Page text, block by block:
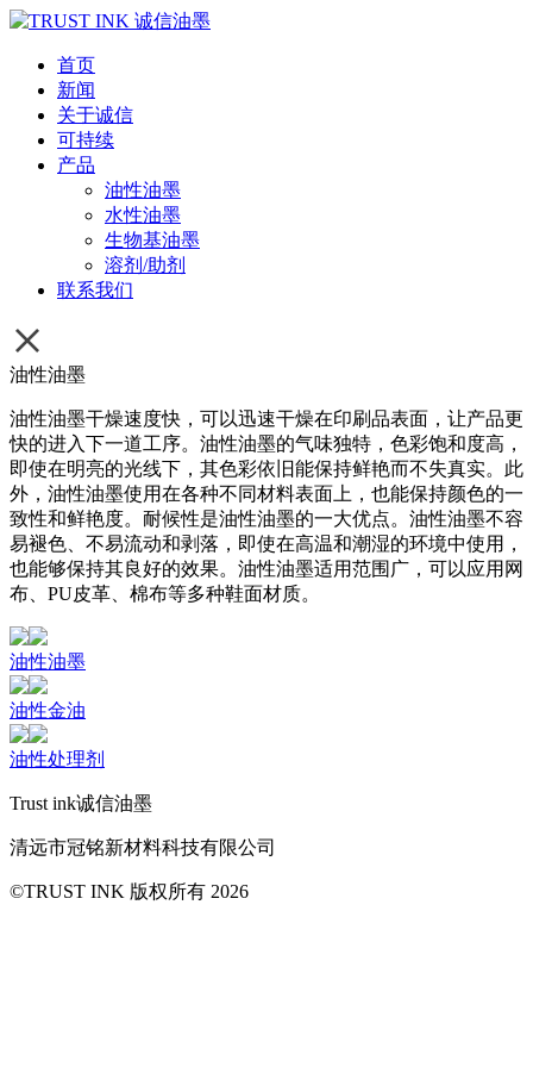
首页
新闻
关于诚信
可持续
产品
油性油墨
水性油墨
生物基油墨
溶剂/助剂
联系我们
油性油墨
油性油墨干燥速度快，可以迅速干燥在印刷品表面，让产品更
快的进入下一道工序。油性油墨的气味独特，色彩饱和度高，
即使在明亮的光线下，其色彩依旧能保持鲜艳而不失真实。此
外，油性油墨使用在各种不同材料表面上，也能保持颜色的一
致性和鲜艳度。耐候性是油性油墨的一大优点。油性油墨不容
易褪色、不易流动和剥落，即使在高温和潮湿的环境中使用，
也能够保持其良好的效果。油性油墨适用范围广，可以应用网
布、PU皮革、棉布等多种鞋面材质。
油性油墨
油性金油
油性处理剂
Trust ink诚信油墨
清远市冠铭新材料科技有限公司
©TRUST INK 版权所有 2026